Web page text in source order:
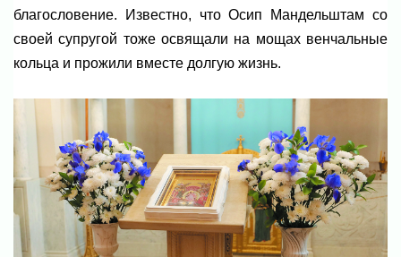
благословение. Известно, что Осип Мандельштам со
своей супругой тоже освящали на мощах венчальные
кольца и прожили вместе долгую жизнь.